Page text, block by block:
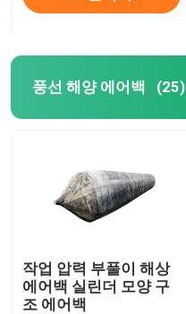
풍선 해양 에어백 (25)
작업 압력 부풀이 해상
에어백 실린더 모양 구
조 에어백